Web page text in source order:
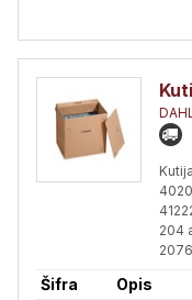
204
Šifra Opis